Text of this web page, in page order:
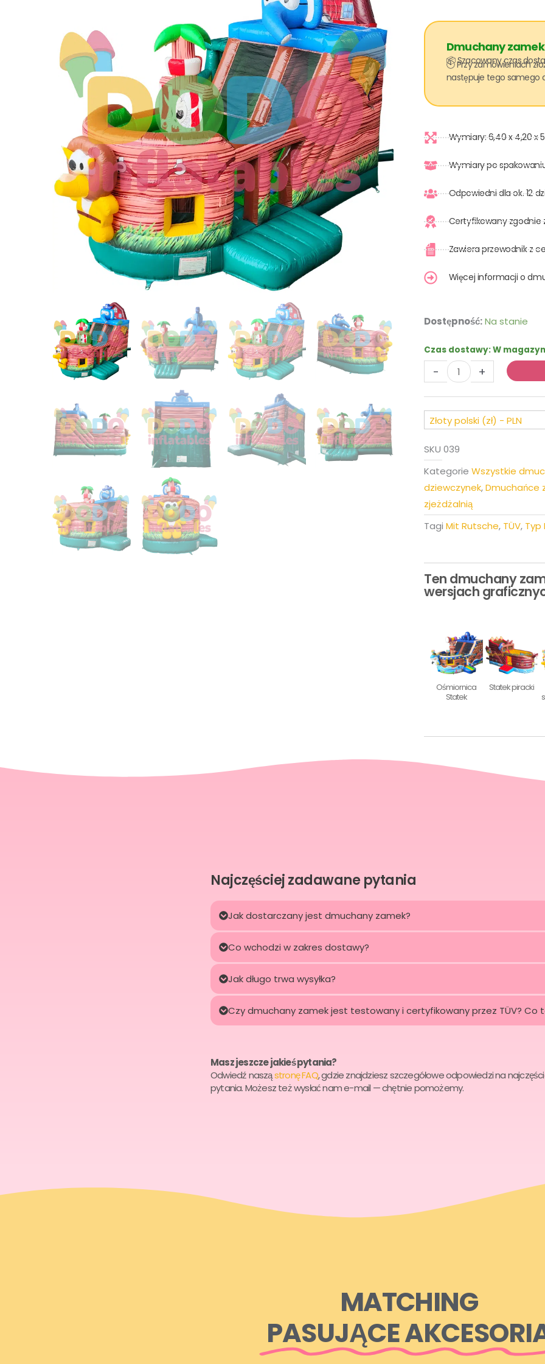
Dmuchany
📦 Szacowany czas
🕙 Przy zamówieniach
następuje tego samego
Wymiary: 6,40 x 4,20 x
Wymiary po
Odpowiedni dla ok. 12
Certyfikowany zgodnie
Zawiera przewodnik z
Więcej informacji o
Dostępność:Na stanie
Czas dostawy:W
-
ilość
zamek
Zwierzęta
na
statku
pirackim
+
Złoty polski (zł) - PLN
SKU 039
Kategorie Wszystkie
dziewczynek,Dmuchańce
zjeżdżalnią
Tagi Mit Rutsche, TÜV, Typ
Ten dmuchany
wersjach
Ośmiornica
Statek
Statek piracki
Najczęściej zadawane pytania
Jak dostarczany jest dmuchany zamek?
Co wchodzi w zakres dostawy?
Jak długo trwa wysyłka?
Czy dmuchany zamek jest testowany i certyfikowany przez TÜV? Co
Masz jeszcze jakieś pytania?
Odwiedź nasząstronę FAQ, gdzie znajdziesz szczegółowe odpowiedzi na
pytania. Możesz też wysłać nam e-mail — chętnie pomożemy.
MATCHING
PASUJĄCE